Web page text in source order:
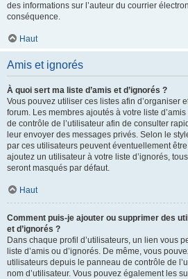
des informations sur l’auteur du courrier
conséquence.
Haut
Amis et ignorés
À quoi sert ma liste d’amis et d’ignorés ?
Vous pouvez utiliser ces listes afin d’organiser
forum. Les membres ajoutés à votre liste
de contrôle de l’utilisateur afin de consulter
leur envoyer des messages privés. Selon le
par ces utilisateurs peuvent éventuellement
ajoutez un utilisateur à votre liste d’ignorés,
seront masqués par défaut.
Haut
Comment puis-je ajouter ou supprimer des
et d’ignorés ?
Dans chaque profil d’utilisateurs, un lien vous
liste d’amis ou d’ignorés. De même, vous
utilisateurs depuis le panneau de contrôle de
nom d’utilisateur. Vous pouvez également les